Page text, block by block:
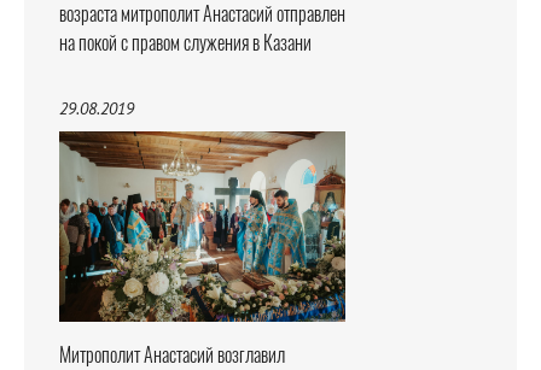
возраста митрополит Анастасий отправлен
на покой с правом служения в Казани
29.08.2019
Митрополит Анастасий возглавил